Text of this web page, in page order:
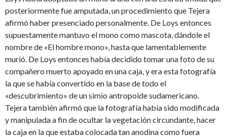
posteriormente fue amputada, un procedimiento que Tejera
afirmó haber presenciado personalmente. De Loys entonces
supuestamente mantuvo el mono como mascota, dándole el
nombre de «El hombre mono», hasta que lamentablemente
murió. De Loys entonces había decidido tomar una foto de su
compañero muerto apoyado en una caja, y era esta fotografía
la que se había convertido en la base de todo el
«descubrimiento» de un simio antropoide sudamericano.
Tejera también afirmó que la fotografía había sido modificada
y manipulada a fin de ocultar la vegetación circundante, hacer
la caja en la que estaba colocada tan anodina como fuera